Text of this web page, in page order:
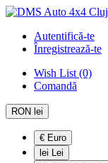
Autentifică-te
Înregistrează-te
Wish List (0)
Comandă
RON lei
€ Euro
lei Lei